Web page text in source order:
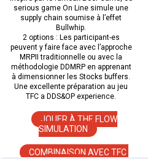
serious game On Line simule une
supply chain soumise à l’effet
Bullwhip.
2 options : Les participant-es
peuvent y faire face avec l’approche
MRPII traditionnelle ou avec la
méthodologie DDMRP en apprenant
à dimensionner les Stocks buffers.
Une excellente préparation au jeu
TFC a DDS&OP experience.
JOUER À THE FLOW
SIMULATION
COMBINAISON AVEC TFC